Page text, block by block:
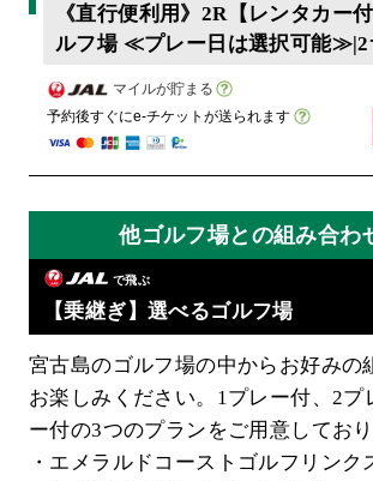
《直行便利用》2R【レンタカー
ルフ場 ≪プレー日は選択可能≫|2
マイルが貯まる
予約後すぐにe-チケットが送られます
他ゴルフ場との組み合わ
で飛ぶ
【乗継ぎ】選べるゴルフ場
宮古島のゴルフ場の中からお好みの
お楽しみください。1プレー付、2プ
ー付の3つのプランをご用意しており
・エメラルドコーストゴルフリンク